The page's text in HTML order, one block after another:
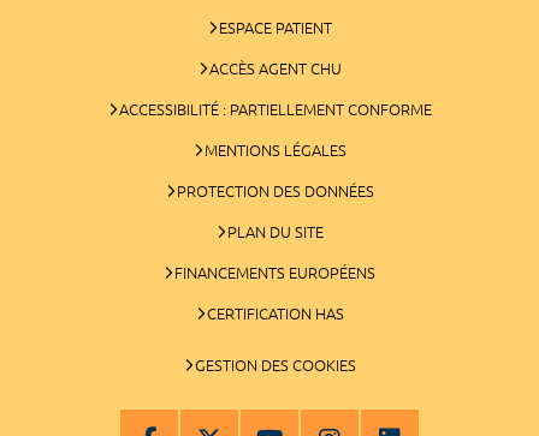
ESPACE PATIENT
ACCÈS AGENT CHU
ACCESSIBILITÉ : PARTIELLEMENT CONFORME
MENTIONS LÉGALES
PROTECTION DES DONNÉES
PLAN DU SITE
FINANCEMENTS EUROPÉENS
CERTIFICATION HAS
GESTION DES COOKIES